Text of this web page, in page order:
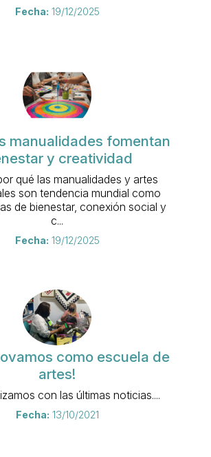
Fecha: 19/12/2025
manualidades fomentan
y creatividad
qué las manualidades y artes
son tendencia mundial como
de bienestar, conexión social y
c...
Fecha: 19/12/2025
como escuela de
artes!
con las últimas noticias....
Fecha: 13/10/2021